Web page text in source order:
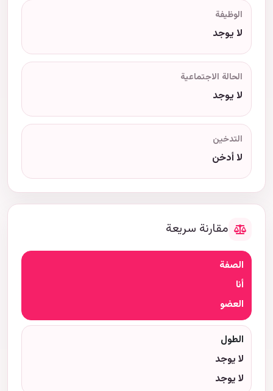
الوظيفة
لا يوجد
الحالة الاجتماعية
لا يوجد
التدخين
لا أدخن
مقارنة سريعة
الصفة
أنا
العضو
الطول
لا يوجد
لا يوجد